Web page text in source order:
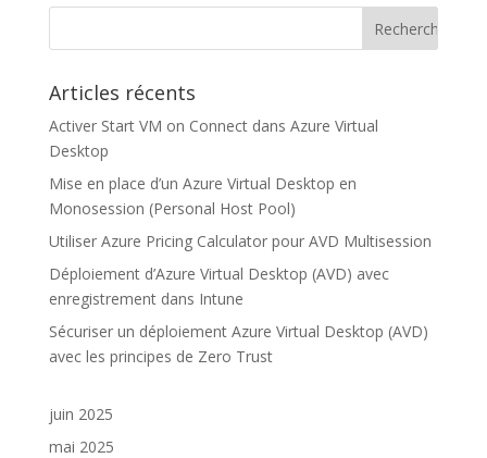
Articles récents
Activer Start VM on Connect dans Azure Virtual
Desktop
Mise en place d’un Azure Virtual Desktop en
Monosession (Personal Host Pool)
Utiliser Azure Pricing Calculator pour AVD Multisession
Déploiement d’Azure Virtual Desktop (AVD) avec
enregistrement dans Intune
Sécuriser un déploiement Azure Virtual Desktop (AVD)
avec les principes de Zero Trust
juin 2025
mai 2025